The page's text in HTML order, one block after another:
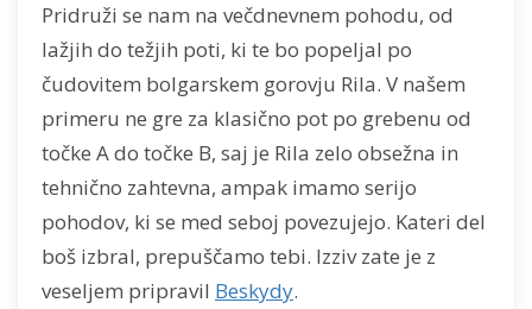
Pridruži se nam na večdnevnem pohodu, od
lažjih do težjih poti, ki te bo popeljal po
čudovitem bolgarskem gorovju Rila. V našem
primeru ne gre za klasično pot po grebenu od
točke A do točke B, saj je Rila zelo obsežna in
tehnično zahtevna, ampak imamo serijo
pohodov, ki se med seboj povezujejo. Kateri del
boš izbral, prepuščamo tebi. Izziv zate je z
veseljem pripravil Beskydy.